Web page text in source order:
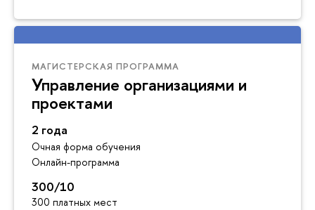
МАГИСТЕРСКАЯ ПРОГРАММА
Управление организациями и
проектами
2 года
Очная форма обучения
Онлайн-программа
300/10
300 платных мест